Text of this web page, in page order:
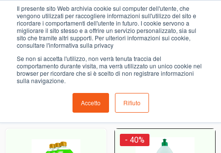
Il presente sito Web archivia cookie sul computer dell'utente, che
vengono utilizzati per raccogliere informazioni sull'utilizzo del sito e
ricordare i comportamenti dell'utente in futuro. I cookie servono a
migliorare il sito stesso e a offrire un servizio personalizzato, sia sul
sito che tramite altri supporti. Per ulteriori informazioni sui cookie,
consultare l'informativa sulla privacy
Se non si accetta l'utilizzo, non verrà tenuta traccia del
comportamento durante visita, ma verrà utilizzato un unico cookie nel
browser per ricordare che si è scelto di non registrare informazioni
sulla navigazione.
Accetto Rifiuto
detergenza stoviglie
COMING SOON
gastronomia e del menù settimanale devono essere indicati
nello spazio apposito in sede di checkout
- 40%